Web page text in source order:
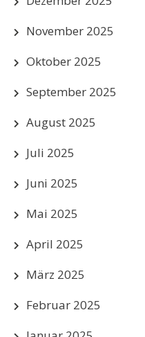
November 2025
Oktober 2025
September 2025
August 2025
Juli 2025
Juni 2025
Mai 2025
April 2025
März 2025
Februar 2025